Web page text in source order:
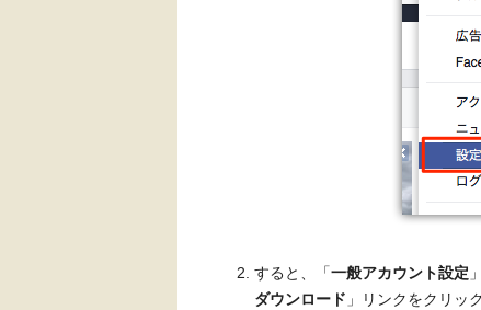
すると、「一般アカウント設定
ダウンロード 」リンクをクリッ